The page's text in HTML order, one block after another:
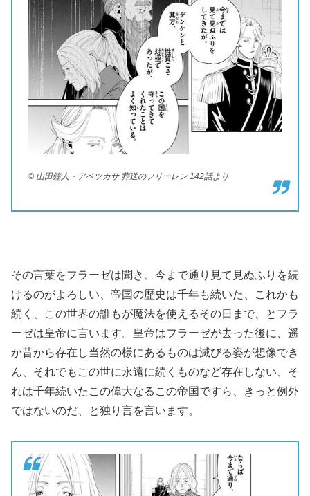
© 山田鐘人・アベツカサ 葬送のフリーレン 142話より
その言葉をフラーゼは聞き、今まで通り見て見ぬふりを続
けるのがよろしい、帝国の歴史は千年も続いた、これかも
続く、この世界の誰もが魔法を使えるその日まで、とフラ
ーゼは皇帝に言います。皇帝はフラーゼが去った後に、遥
か昔から存在し当然の様にあるものは滅びる姿が想像でき
ん、それでもこの世に永遠に続くものなど存在しない、そ
れは千年続いたこの偉大なるこの帝国ですら、きっと例外
ではないのだ、と独り言を言います。